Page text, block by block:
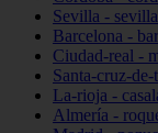
Sevilla - sevilla
Barcelona -
Ciudad-real -
Santa-cruz-
La-rioja -
Almería -